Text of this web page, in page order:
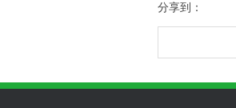
分享到：